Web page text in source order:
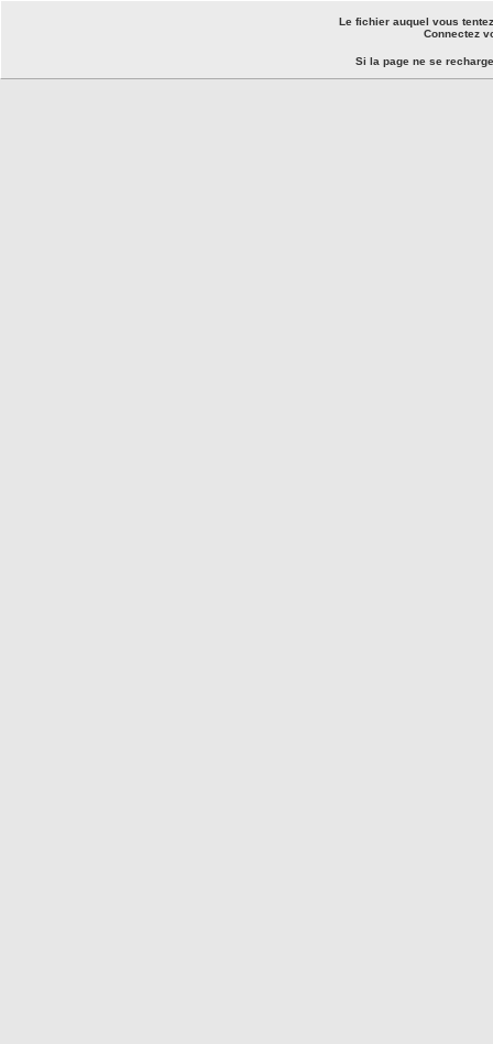
Le fichier auquel vous
Connectez
Si la page ne se